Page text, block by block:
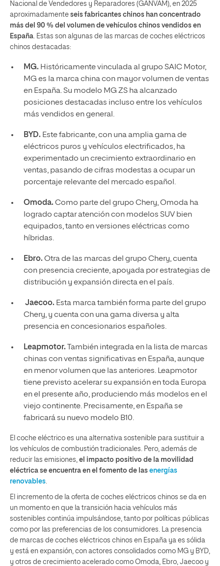
Nacional de Vendedores y Reparadores (GANVAM), en 2025
aproximadamente seis fabricantes chinos han concentrado
más del 90 % del volumen de vehículos chinos vendidos en
España. Estas son algunas de las marcas de coches eléctricos
chinos destacadas:
MG. Históricamente vinculada al grupo SAIC Motor,
MG es la marca china con mayor volumen de ventas
en España. Su modelo MG ZS ha alcanzado
posiciones destacadas incluso entre los vehículos
más vendidos en general.
BYD. Este fabricante, con una amplia gama de
eléctricos puros y vehículos electrificados, ha
experimentado un crecimiento extraordinario en
ventas, pasando de cifras modestas a ocupar un
porcentaje relevante del mercado español.
Omoda. Como parte del grupo Chery, Omoda ha
logrado captar atención con modelos SUV bien
equipados, tanto en versiones eléctricas como
híbridas.
Ebro. Otra de las marcas del grupo Chery, cuenta
con presencia creciente, apoyada por estrategias de
distribución y expansión directa en el país.
Jaecoo. Esta marca también forma parte del grupo
Chery, y cuenta con una gama diversa y alta
presencia en concesionarios españoles.
Leapmotor.
También integrada en la lista de marcas
chinas con ventas significativas en España, aunque
en menor volumen que las anteriores. Leapmotor
tiene previsto acelerar su expansión en toda Europa
en el presente año, produciendo más modelos en el
viejo continente. Precisamente, en España se
fabricará su nuevo modelo B10.
El coche eléctrico es una alternativa sostenible para sustituir a
los vehículos de combustión tradicionales. Pero, además de
reducir las emisiones, el impacto positivo de la movilidad
eléctrica se encuentra en el fomento de las energías
renovables.
El incremento de la oferta de coches eléctricos chinos se da en
un momento en que la transición hacia vehículos más
sostenibles continúa impulsándose, tanto por políticas públicas
como por las preferencias de los consumidores. La presencia
de marcas de coches eléctricos chinos en España ya es sólida
y está en expansión, con actores consolidados como MG y BYD,
y otros de crecimiento acelerado como Omoda, Ebro, Jaecoo y